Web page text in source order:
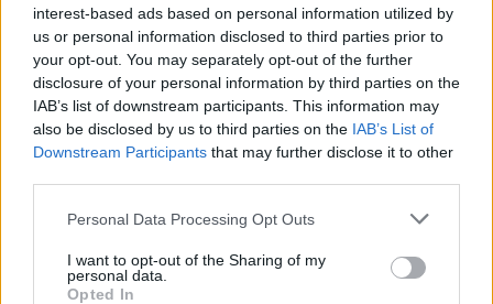
interest-based ads based on personal information utilized by
us or personal information disclosed to third parties prior to
your opt-out. You may separately opt-out of the further
disclosure of your personal information by third parties on the
IAB’s list of downstream participants. This information may
also be disclosed by us to third parties on the IAB’s List of
Downstream Participants that may further disclose it to other
Personal Data Processing Opt Outs
I want to opt-out of the Sharing of my
personal data.
Opted In